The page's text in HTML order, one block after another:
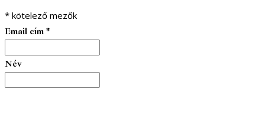
* kötelező mezők
Email cím *
Név